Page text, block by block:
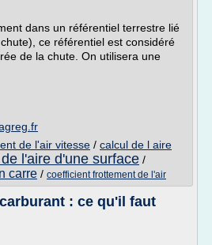
dans un référentiel terrestre lié
ce référentiel est considéré
de la chute. On utilisera une
de l'air vitesse / calcul de l aire
l'aire d'une surface /
carre / coefficient frottement de l'air
: ce qu'il faut